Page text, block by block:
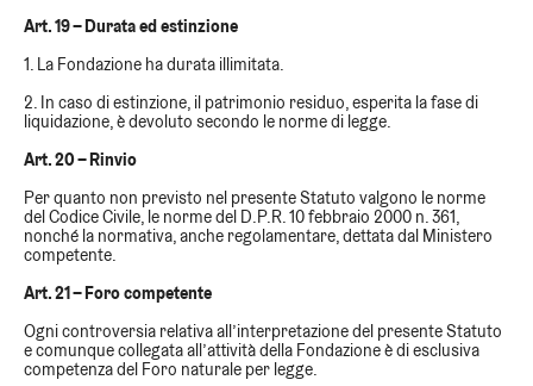
Art. 19 – Durata ed estinzione
1. La Fondazione ha durata illimitata.
2. In caso di estinzione, il patrimonio residuo, esperita la fase di
liquidazione, è devoluto secondo le norme di legge.
Art. 20 – Rinvio
Per quanto non previsto nel presente Statuto valgono le norme
del Codice Civile, le norme del D.P.R. 10 febbraio 2000 n. 361,
nonché la normativa, anche regolamentare, dettata dal Ministero
competente.
Art. 21 – Foro competente
Ogni controversia relativa all’interpretazione del presente Statuto
e comunque collegata all’attività della Fondazione è di esclusiva
competenza del Foro naturale per legge.